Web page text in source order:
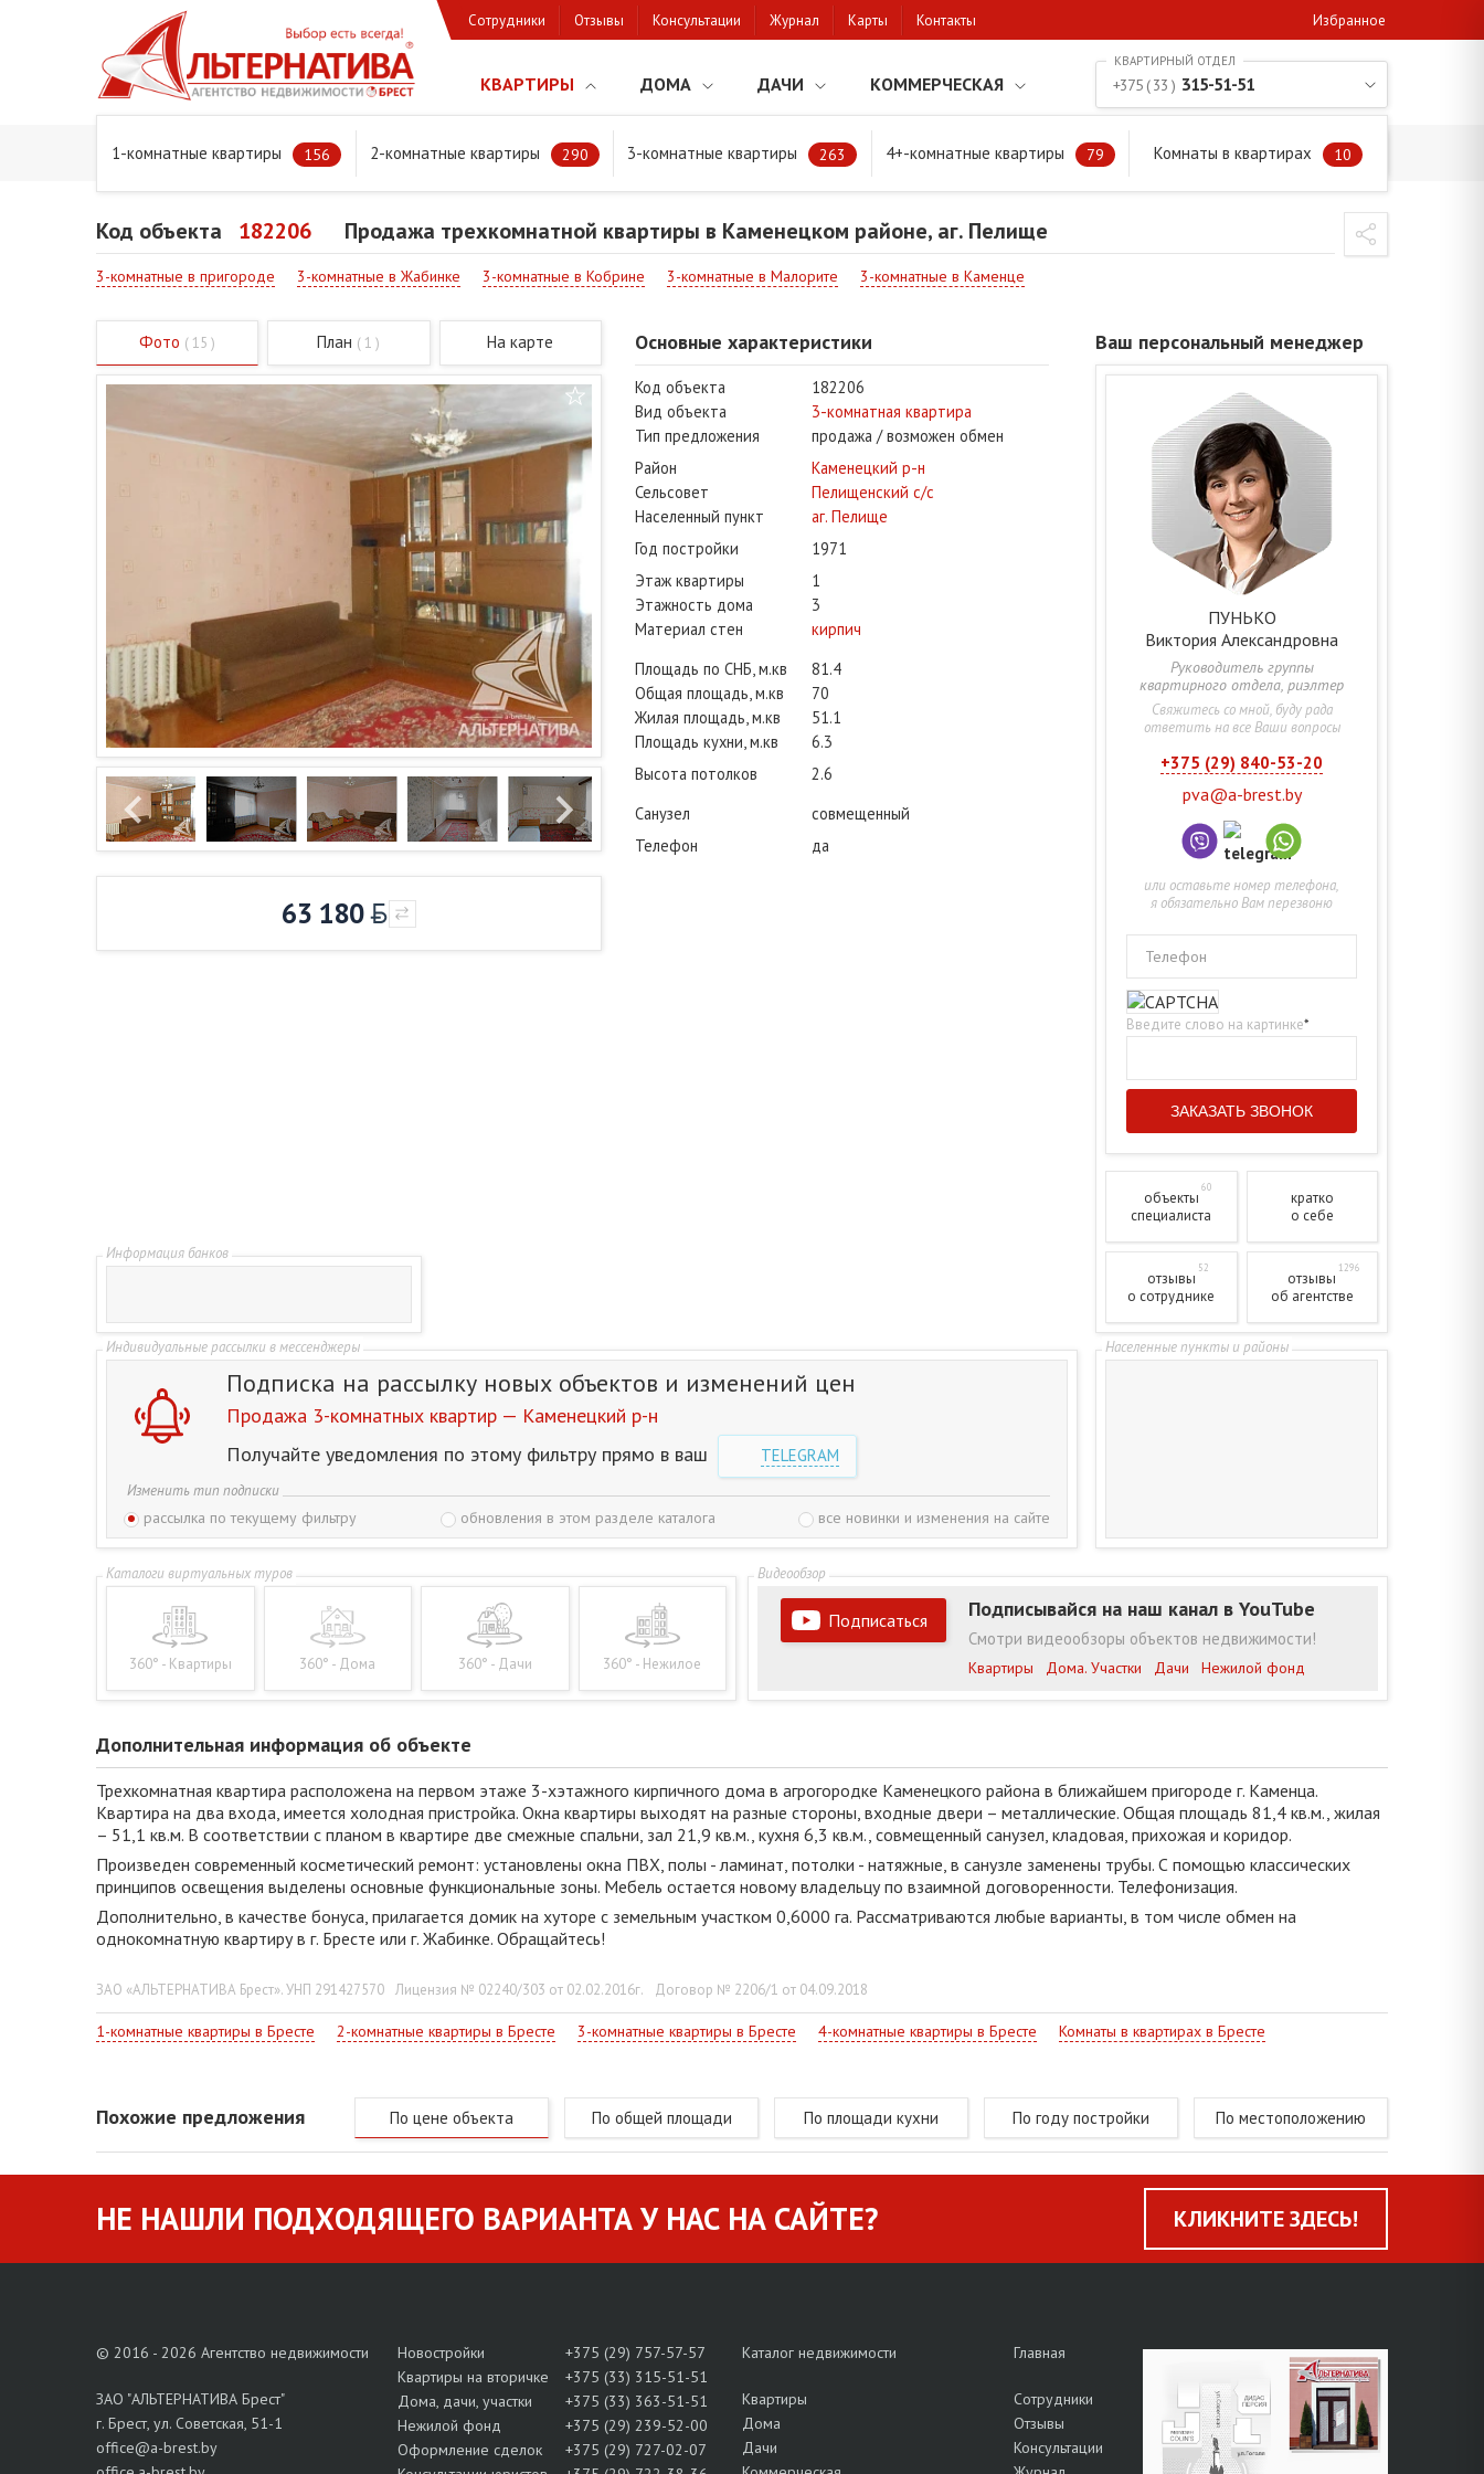
Сотрудники Отзывы Консультации Журнал Карты Контакты Избранное
КВАРТИРЫ ДОМА ДАЧИ КОММЕРЧЕСКАЯ
1-комнатные квартиры 156 2-комнатные квартиры 290 3-комнатные квартиры 263 4+-комнатные квартиры 79 Комнаты в квартирах 10
+375 ( 33 ) 315-51-51
Главная Предложения Квартиры Продажа трехкомнатной квартиры в Каменецком районе, аг. Пелище
Код объекта 182206 Продажа трехкомнатной квартиры в Каменецком районе, аг. Пелище
3-комнатные в пригороде 3-комнатные в Жабинке 3-комнатные в Кобрине 3-комнатные в Малорите 3-комнатные в Каменце
Фото ( 15 ) План ( 1 ) На карте
63 180
Основные характеристики
Код объекта
182206
Вид объекта
3-комнатная квартира
Тип предложения
продажа / возможен обмен
Район
Каменецкий р-н
Сельсовет
Пелищенский с/с
Населенный пункт
аг. Пелище
Год постройки
1971
Этаж квартиры
1
Этажность дома
3
Материал стен
кирпич
Площадь по СНБ, м.кв
81.4
Общая площадь, м.кв
70
Жилая площадь, м.кв
51.1
Площадь кухни, м.кв
6.3
Высота потолков
2.6
Санузел
совмещенный
Телефон
да
Ваш персональный менеджер
ПУНЬКО
Виктория Александровна
Руководитель группы
квартирного отдела, риэлтер
Свяжитесь со мной, буду рада
ответить на все Ваши вопросы
+375 (29) 840-53-20
pva@a-brest.by
или оставьте номер телефона,
я обязательно Вам перезвоню
Телефон
Введите слово на картинке*
объекты
60
специалиста
кратко
о себе
отзывы
52
о сотруднике
отзывы
1296
об агентстве
Подписка на рассылку новых объектов и изменений цен
Продажа 3-комнатных квартир — Каменецкий р-н
Получайте уведомления по этому фильтру прямо в ваш
TELEGRAM
Изменить тип подписки
рассылка по текущему фильтру обновления в этом разделе каталога все новинки и изменения на сайте
360° - Квартиры 360° - Дома 360° - Дачи 360° - Нежилое
Подписаться Подписывайся на наш канал в YouTube
Смотри видеообзоры объектов недвижимости!
Квартиры Дома. Участки Дачи Нежилой фонд
Дополнительная информация об объекте
Трехкомнатная квартира расположена на первом этаже 3-хэтажного кирпичного дома в агрогородке Каменецкого района в ближайшем пригороде г. Каменца.
Квартира на два входа, имеется холодная пристройка. Окна квартиры выходят на разные стороны, входные двери – металлические. Общая площадь 81,4 кв.м., жилая
– 51,1 кв.м. В соответствии с планом в квартире две смежные спальни, зал 21,9 кв.м., кухня 6,3 кв.м., совмещенный санузел, кладовая, прихожая и коридор.
Произведен современный косметический ремонт: установлены окна ПВХ, полы - ламинат, потолки - натяжные, в санузле заменены трубы. С помощью классических
принципов освещения выделены основные функциональные зоны. Мебель остается новому владельцу по взаимной договоренности. Телефонизация.
Дополнительно, в качестве бонуса, прилагается домик на хуторе с земельным участком 0,6000 га. Рассматриваются любые варианты, в том числе обмен на
однокомнатную квартиру в г. Бресте или г. Жабинке. Обращайтесь!
ЗАО «АЛЬТЕРНАТИВА Брест». УНП 291427570 Лицензия № 02240/303 от 02.02.2016г. Договор № 2206/1 от 04.09.2018
1-комнатные квартиры в Бресте 2-комнатные квартиры в Бресте 3-комнатные квартиры в Бресте 4-комнатные квартиры в Бресте Комнаты в квартирах в Бресте
Похожие предложения По цене объекта По общей площади По площади кухни По году постройки По местоположению
НЕ НАШЛИ ПОДХОДЯЩЕГО ВАРИАНТА У НАС НА САЙТЕ? КЛИКНИТЕ ЗДЕСЬ!
© 2016 - 2026 Агентство недвижимости
ЗАО "АЛЬТЕРНАТИВА Брест"
г. Брест, ул. Советская, 51-1
office@a-brest.by
Новостройки
+375 (29) 757-57-57
Квартиры на вторичке
+375 (33) 315-51-51
Дома, дачи, участки
+375 (33) 363-51-51
Нежилой фонд
+375 (29) 239-52-00
Оформление сделок
+375 (29) 727-02-07
Каталог недвижимости
Квартиры
Дома
Дачи
Главная
Сотрудники
Отзывы
Консультации